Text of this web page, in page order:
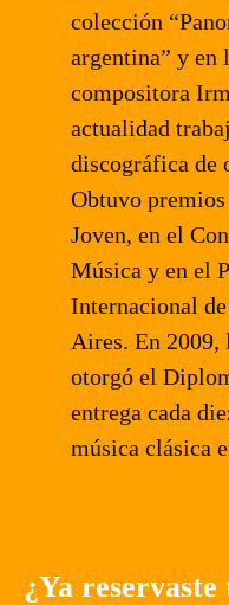
colección
argentina” y en
compositora
actualidad
discográfica de
Obtuvo
Joven, en el
Música y en el
Internacional
Aires. En 2009,
otorgó el
entrega cada
música clásica
¿Ya